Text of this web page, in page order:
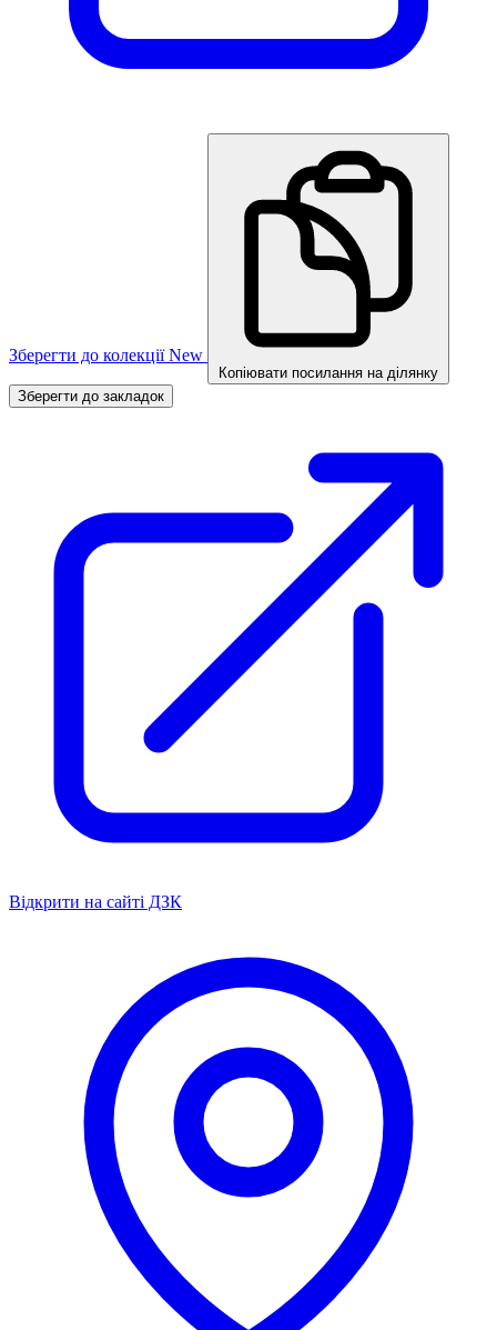
Зберегти до колекції New
Копіювати посилання на ділянку
Зберегти до закладок
Відкрити на сайті ДЗК